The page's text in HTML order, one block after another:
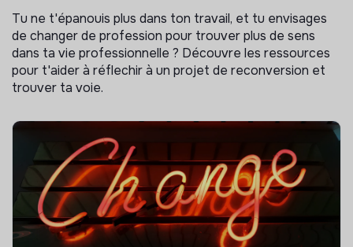
Tu ne t'épanouis plus dans ton travail, et tu envisages
de changer de profession pour trouver plus de sens
dans ta vie professionnelle ? Découvre les ressources
pour t'aider à réflechir à un projet de reconversion et
trouver ta voie.